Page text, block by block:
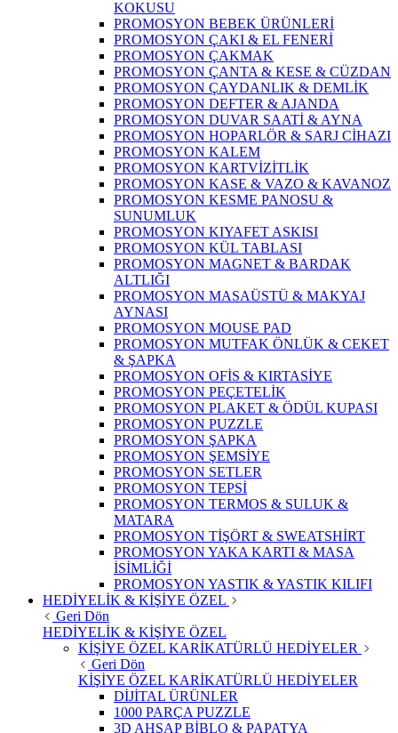
KOKUSU
PROMOSYON BEBEK ÜRÜNLERİ
PROMOSYON ÇAKI & EL FENERİ
PROMOSYON ÇAKMAK
PROMOSYON ÇANTA & KESE & CÜZDAN
PROMOSYON ÇAYDANLIK & DEMLİK
PROMOSYON DEFTER & AJANDA
PROMOSYON DUVAR SAATİ & AYNA
PROMOSYON HOPARLÖR & SARJ CİHAZI
PROMOSYON KALEM
PROMOSYON KARTVİZİTLİK
PROMOSYON KASE & VAZO & KAVANOZ
PROMOSYON KESME PANOSU &
SUNUMLUK
PROMOSYON KIYAFET ASKISI
PROMOSYON KÜL TABLASI
PROMOSYON MAGNET & BARDAK
ALTLIĞI
PROMOSYON MASAÜSTÜ & MAKYAJ
AYNASI
PROMOSYON MOUSE PAD
PROMOSYON MUTFAK ÖNLÜK & CEKET
& ŞAPKA
PROMOSYON OFİS & KIRTASİYE
PROMOSYON PEÇETELİK
PROMOSYON PLAKET & ÖDÜL KUPASI
PROMOSYON PUZZLE
PROMOSYON ŞAPKA
PROMOSYON ŞEMSİYE
PROMOSYON SETLER
PROMOSYON TEPSİ
PROMOSYON TERMOS & SULUK &
MATARA
PROMOSYON TİŞÖRT & SWEATSHİRT
PROMOSYON YAKA KARTI & MASA
İSİMLİĞİ
PROMOSYON YASTIK & YASTIK KILIFI
HEDİYELİK & KİŞİYE ÖZEL
Geri Dön
HEDİYELİK & KİŞİYE ÖZEL
KİŞİYE ÖZEL KARİKATÜRLÜ HEDİYELER
Geri Dön
KİŞİYE ÖZEL KARİKATÜRLÜ HEDİYELER
DİJİTAL ÜRÜNLER
1000 PARÇA PUZZLE
3D AHŞAP BİBLO & PAPATYA